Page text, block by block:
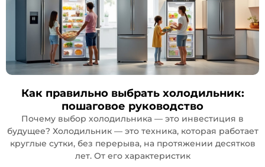
Как правильно выбрать холодильник:
пошаговое руководство
Почему выбор холодильника — это инвестиция в
будущее? Холодильник — это техника, которая работает
круглые сутки, без перерыва, на протяжении десятков
лет. От его характеристик